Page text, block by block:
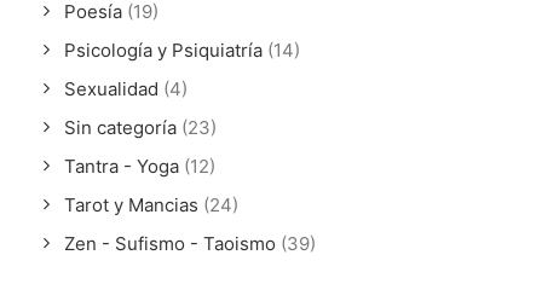
Poesía (19)
Psicología y Psiquiatría (14)
Sexualidad (4)
Sin categoría (23)
Tantra - Yoga (12)
Tarot y Mancias (24)
Zen - Sufismo - Taoismo (39)